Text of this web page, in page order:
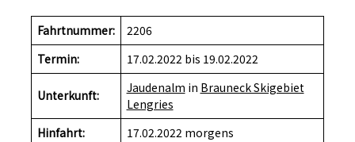
Fahrtnummer:
2206
Termin:
17.02.2022 bis 19.02.2022
Unterkunft: Jaudenalm in Brauneck Skigebiet
Lengries
Hinfahrt:
17.02.2022 morgens